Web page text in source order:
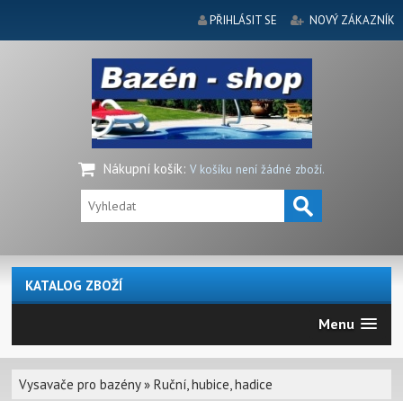
PŘIHLÁSIT SE NOVÝ ZÁKAZNÍK
Nákupní košík: V košíku není žádné zboží.
KATALOG ZBOŽÍ
Menu
Vysavače pro bazény»Ruční, hubice, hadice